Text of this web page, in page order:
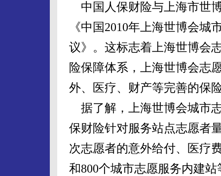
中国人保财险与上海市世
《中国2010年上海世博会
议》。这标志着上海世博会
险保障体系，上海世博会志
外、医疗、财产等完善的保
据了解，上海世博会城市
保财险针对服务站点志愿者
次志愿者的意外给付、医疗
和800个城市志愿服务内建